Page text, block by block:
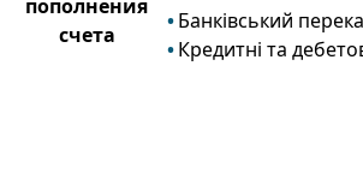
пополнения
счета
Банківський
Кредитні та